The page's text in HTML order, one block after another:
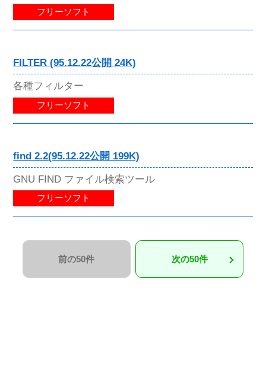
フリーソフト
FILTER (95.12.22公開 24K)
各種フィルター
フリーソフト
find 2.2(95.12.22公開 199K)
GNU FIND ファイル検索ツール
フリーソフト
前の50件 次の50件